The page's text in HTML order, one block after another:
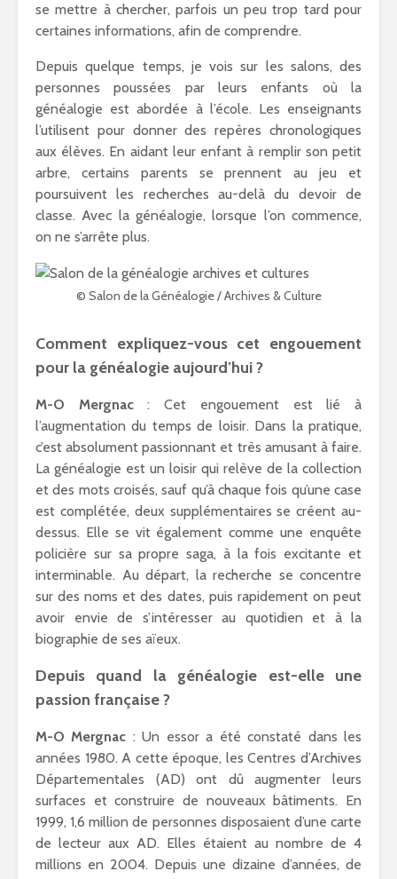
se mettre à chercher, parfois un peu trop tard pour
certaines informations, afin de comprendre.
Depuis quelque temps, je vois sur les salons, des
personnes poussées par leurs enfants où la
généalogie est abordée à l’école. Les enseignants
l’utilisent pour donner des repères chronologiques
aux élèves. En aidant leur enfant à remplir son petit
arbre, certains parents se prennent au jeu et
poursuivent les recherches au-delà du devoir de
classe. Avec la généalogie, lorsque l’on commence,
on ne s’arrête plus.
© Salon de la Généalogie / Archives & Culture
Comment expliquez-vous cet engouement
pour la généalogie aujourd’hui ?
M-O Mergnac: Cet engouement est lié à
l’augmentation du temps de loisir. Dans la pratique,
c’est absolument passionnant et très amusant à faire.
La généalogie est un loisir qui relève de la collection
et des mots croisés, sauf qu’à chaque fois qu’une case
est complétée, deux supplémentaires se créent au-
dessus. Elle se vit également comme une enquête
policière sur sa propre saga, à la fois excitante et
interminable. Au départ, la recherche se concentre
sur des noms et des dates, puis rapidement on peut
avoir envie de s’intéresser au quotidien et à la
biographie de ses aïeux.
Depuis quand la généalogie est-elle une
passion française ?
M-O Mergnac : Un essor a été constaté dans les
années 1980. A cette époque, les Centres d’Archives
Départementales (AD) ont dû augmenter leurs
surfaces et construire de nouveaux bâtiments. En
1999, 1,6 million de personnes disposaient d’une carte
de lecteur aux AD. Elles étaient au nombre de 4
millions en 2004. Depuis une dizaine d’années, de